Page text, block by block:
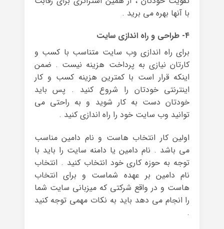
با آنها بهره می برید .
۴- طراحی و راه اندازی سایت
برای راه اندازی وب سایت متناسب با کسب و
کارتان نیازی به پرداخت هزینه نیست . ضمن
اینکه قرار است با کمترین هزینه کسب و کار
اینترنتی خودتان را شروع کنید . پس باید
خودتان دست به کار شوید و به راحتی می
توانید وب سایت خود را راه اندازی کنید .
اولین کار انتخاب هاست و نام دامین مناسب
می باشد . نام دامین یا دامنه سایت را باید با
توجه به حوزه کاری خود انتخاب کنید . انتخاب
نام دامین بر عهده شماست و برای انتخاب
هاست و در واقع شرکتی که میزبانی سایت شما
را انجام می دهد باید به نکات مهمی توجه کنید
.